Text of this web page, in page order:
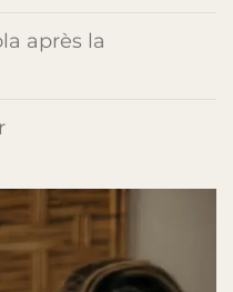
après la